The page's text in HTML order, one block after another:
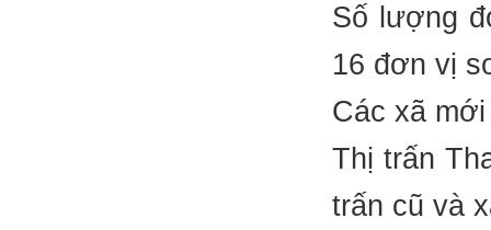
Số lượng
16 đơn vị
Các xã
Thị trấn
trấn cũ và